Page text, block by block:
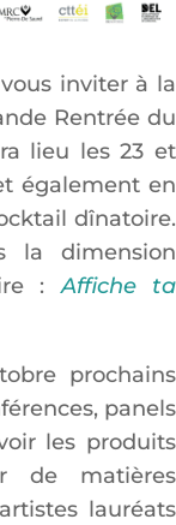
inviter à la
Rentrée du
lieu les 23 et
également en
dînatoire.
la dimension
:Affiche ta
prochains
panels
les produits
de matières
lauréats